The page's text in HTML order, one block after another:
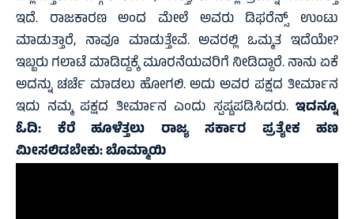
ಇದೆ. ರಾಜಕಾರಣ ಅಂದ ಮೇಲೆ ಅವರು ಡಿಫರೆನ್ಸ್ ಉಂಟು
ಮಾಡುತ್ತಾರೆ, ನಾವೂ ಮಾಡುತ್ತೇವೆ. ಅವರಲ್ಲಿ ಒಮ್ಮತ ಇದೆಯೇ?
ಇಬ್ಬರು ಗಲಾಟೆ ಮಾಡಿದ್ದಕ್ಕೆ ಮೂರನೆಯವರಿಗೆ ನೀಡಿದ್ದಾರೆ. ನಾನು ಏಕೆ
ಅದನ್ನು ಚರ್ಚೆ ಮಾಡಲು ಹೋಗಲಿ. ಅದು ಅವರ ಪಕ್ಷದ ತೀರ್ಮಾನ
ಇದು ನಮ್ಮ ಪಕ್ಷದ ತೀರ್ಮಾನ ಎಂದು ಸ್ಪಷ್ಟಪಡಿಸಿದರು. ಇದನ್ನೂ
ಓದಿ: ಕೆರೆ ಹೂಳೆತ್ತಲು ರಾಜ್ಯ ಸರ್ಕಾರ ಪ್ರತ್ಯೇಕ ಹಣ
ಮೀಸಲಿಡಬೇಕು: ಬೊಮ್ಮಾಯಿ